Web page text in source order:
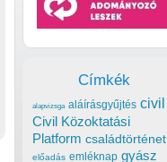
Címkék
alapvizsga aláírásgyűjtés civil
Civil Közoktatási
Platform családtörténet
előadás emléknap gyász